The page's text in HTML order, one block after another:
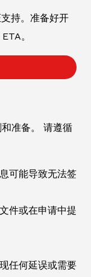
持。准备好开
。
准备。 请遵循
可能导致无法签
件或在申请中提
任何延误或需要